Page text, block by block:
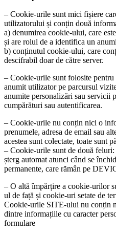
– Cookie-urile sunt mici fișiere
utilizatorului și conțin două
a) denumirea cookie-ului, care
și are rolul de a identifica un
b) conținutul cookie-ului, care
descifrabil doar de către server.
– Cookie-urile sunt folosite
anumit utilizator pe parcursul
anumite personalizări sau servicii
cumpărături sau autentificarea.
– Cookie-urile nu conțin nici o
prenumele, adresa de email sau
acestea sunt colectate, toate sunt
– Cookie-urile sunt de două
șterg automat atunci când se
permanente, care rămân pe
– O altă împărțire a cookie-urilor
ul de față și cookie-uri setate de
Cookie-urile SITE-ului nu conțin
dintre informațiile cu caracter
formulare